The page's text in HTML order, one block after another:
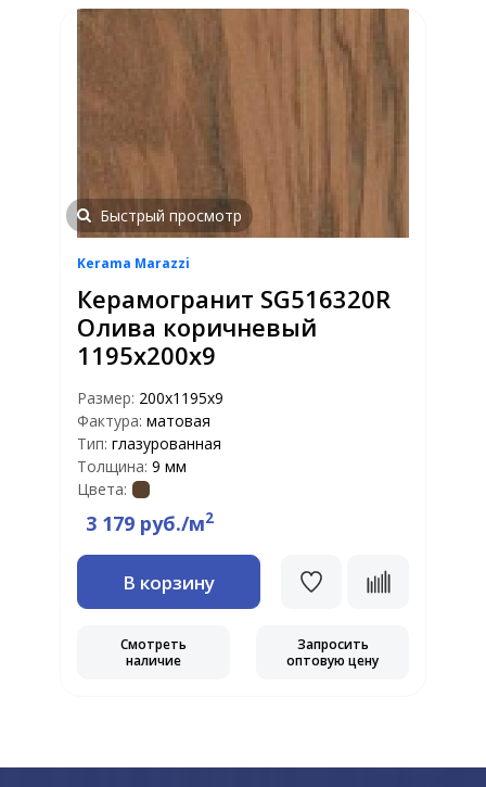
Быстрый просмотр
Kerama Marazzi
Керамогранит SG516320R
Олива коричневый
1195х200х9
Размер: 200х1195х9
Фактура: матовая
Тип: глазурованная
Толщина: 9 мм
Цвета:
3 179 руб./м2
В корзину
Смотреть
наличие
Запросить
оптовую цену